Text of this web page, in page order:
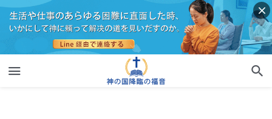
あなたはキリストと相容れる道を探さなければならない